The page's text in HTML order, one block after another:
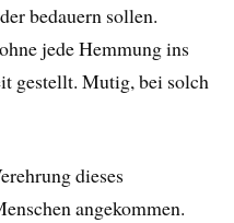
bedauern sollen.
jede Hemmung ins
gestellt. Mutig, bei solch
dieses
angekommen.